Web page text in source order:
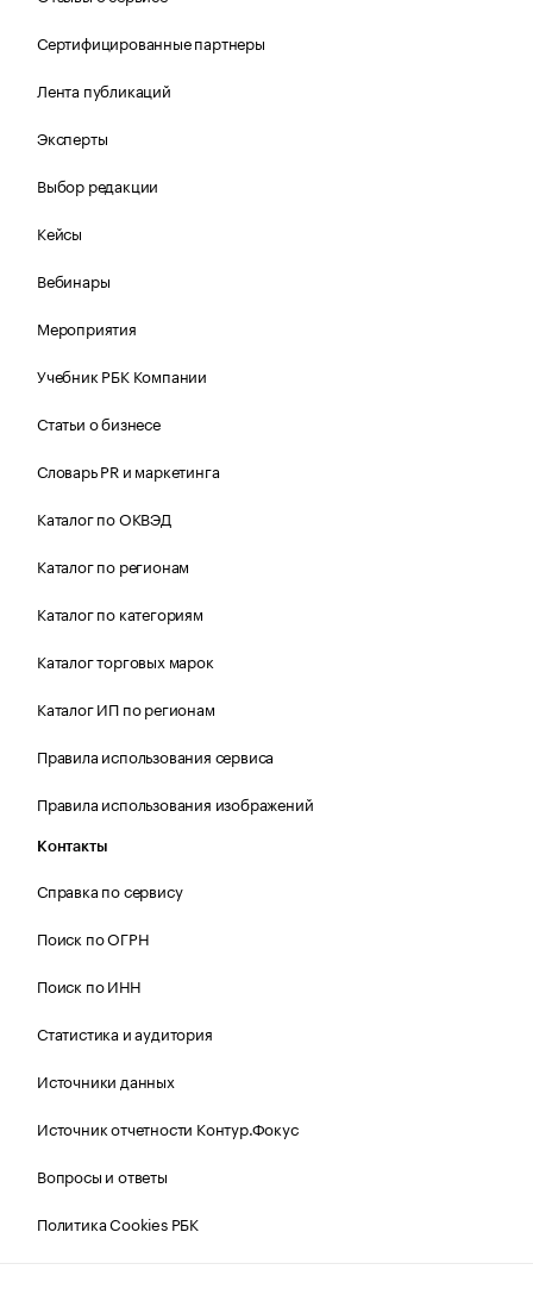
Сертифицированные партнеры
Лента публикаций
Эксперты
Выбор редакции
Кейсы
Вебинары
Мероприятия
Учебник РБК Компании
Статьи о бизнесе
Словарь PR и маркетинга
Каталог по ОКВЭД
Каталог по регионам
Каталог по категориям
Каталог торговых марок
Каталог ИП по регионам
Правила использования сервиса
Правила использования изображений
Контакты
Справка по сервису
Поиск по ОГРН
Поиск по ИНН
Статистика и аудитория
Источники данных
Источник отчетности Контур.Фокус
Вопросы и ответы
Политика Cookies РБК